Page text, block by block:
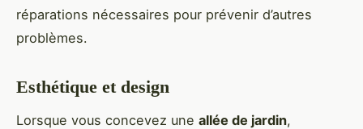
réparations nécessaires pour prévenir d’autres
problèmes.
Esthétique et design
Lorsque vous concevez une allée de jardin,